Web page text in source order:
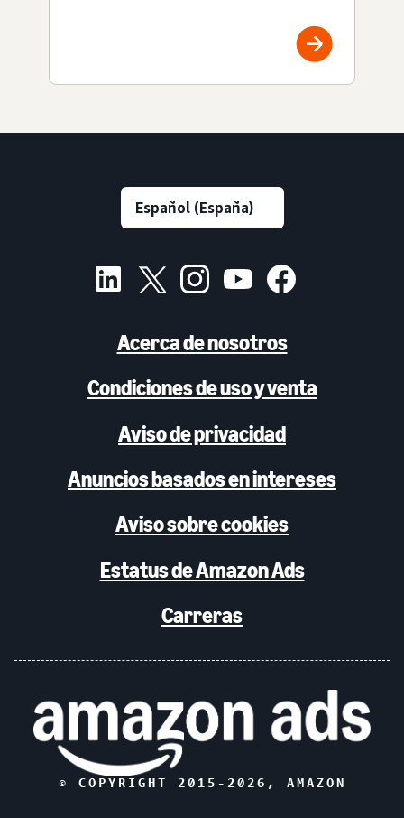
Acerca de nosotros
Condiciones de uso y venta
Aviso de privacidad
Anuncios basados en intereses
Aviso sobre cookies
Estatus de Amazon Ads
Carreras
© COPYRIGHT 2015- 2026 , AMAZON